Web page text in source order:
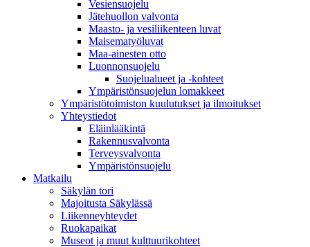
Vesiensuojelu
Jätehuollon valvonta
Maasto- ja vesiliikenteen luvat
Maisematyöluvat
Maa-ainesten otto
Luonnonsuojelu
Suojelualueet ja -kohteet
Ympäristönsuojelun lomakkeet
Ympäristötoimiston kuulutukset ja ilmoitukset
Yhteystiedot
Eläinlääkintä
Rakennusvalvonta
Terveysvalvonta
Ympäristönsuojelu
Mat­kailu
Säkylän tori
Majoitusta Säkylässä
Liikenneyhteydet
Ruokapaikat
Museot ja muut kulttuurikohteet